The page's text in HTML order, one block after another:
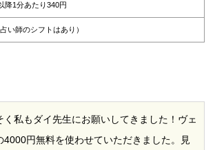
降1分あたり340円
い師のシフトはあり）
く私もダイ先生にお願いしてきました！ヴェ
4000円無料を使わせていただきました。見